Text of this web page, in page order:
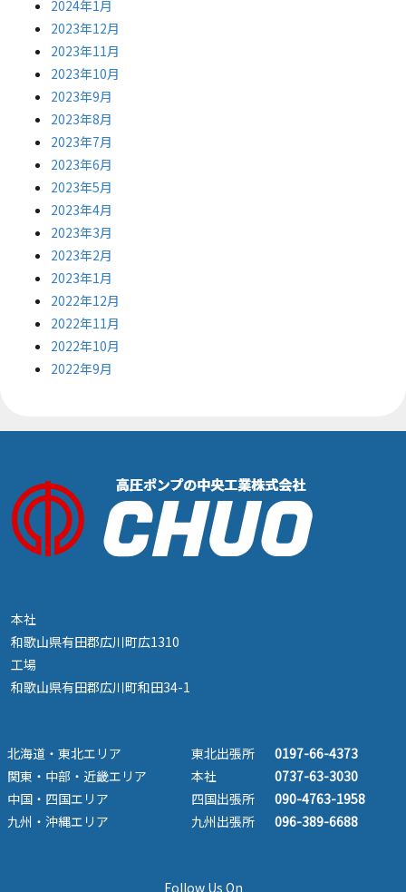
2024年1月
2023年12月
2023年11月
2023年10月
2023年9月
2023年8月
2023年7月
2023年6月
2023年5月
2023年4月
2023年3月
2023年2月
2023年1月
2022年12月
2022年11月
2022年10月
2022年9月
本社
和歌山県有田郡広川町広1310
工場
和歌山県有田郡広川町和田34-1
北海道・東北エリア 東北出張所
0197-66-4373
関東・中部・近畿エリア
本社
0737-63-3030
中国・四国エリア
四国出張所
090-4763-1958
九州・沖縄エリア
九州出張所 096-389-6688
Follow Us On